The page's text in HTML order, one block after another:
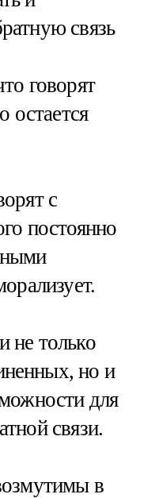
связь
говорят
остается
с
постоянно
не только
но и
для
связи.
в